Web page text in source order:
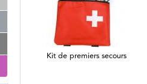
Kit de premiers secours